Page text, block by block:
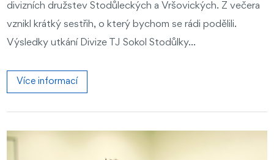
divizních družstev Stodůleckých a Vršovických. Z večera
vznikl krátký sestřih, o který bychom se rádi podělili.
Výsledky utkání Divize TJ Sokol Stodůlky...
Více informací